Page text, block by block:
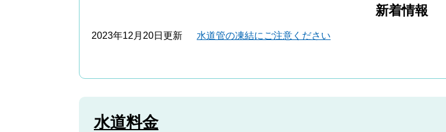
新着情報
2023年12月20日更新 水道管の凍結にご注意ください
水道料金